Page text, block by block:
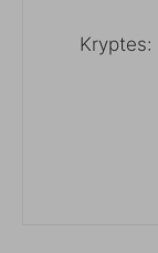
Kryptes: